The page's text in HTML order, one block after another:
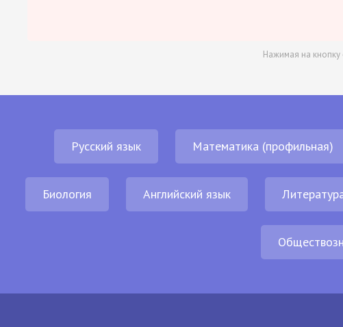
Нажимая на кнопку
Русский язык Математика (профильная)
Биология Английский язык